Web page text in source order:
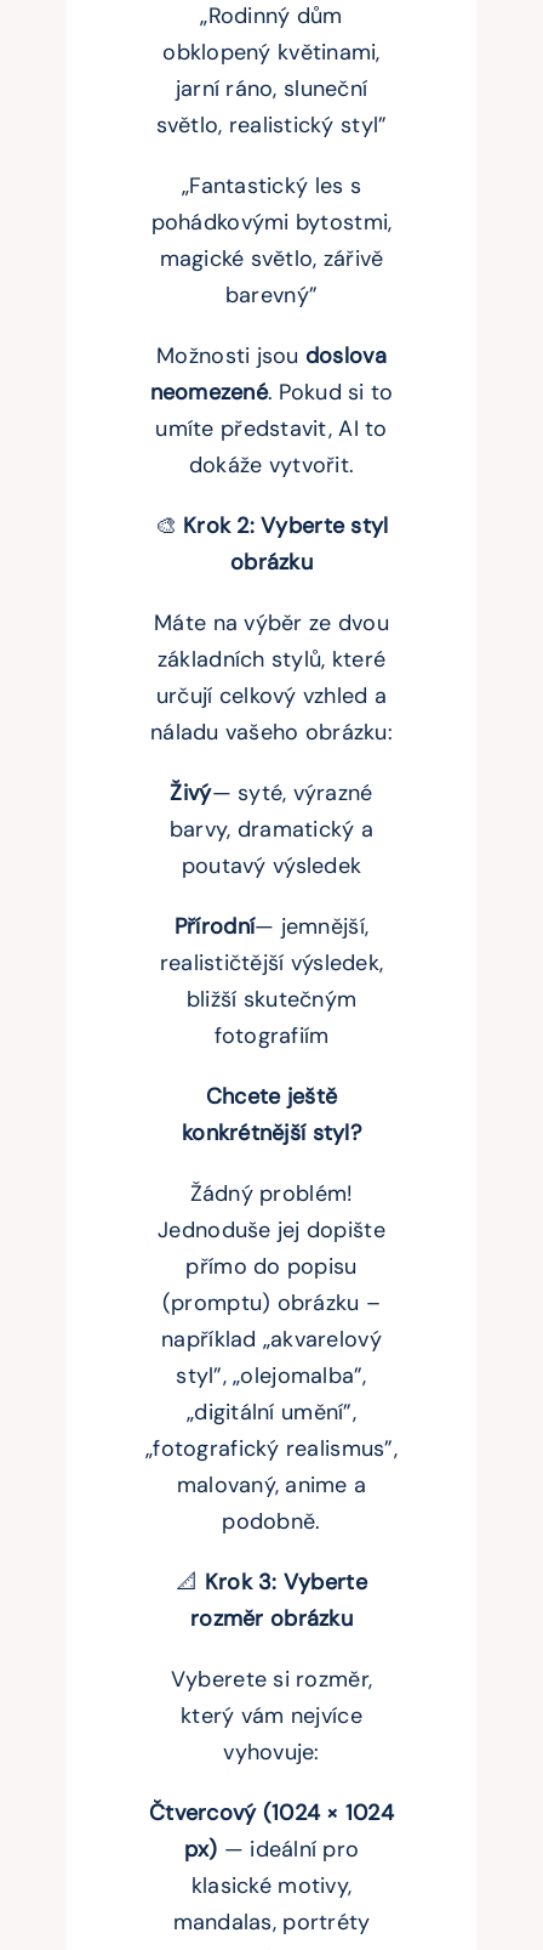
„Rodinný dům
obklopený květinami,
jarní ráno, sluneční
světlo, realistický styl”
„Fantastický les s
pohádkovými bytostmi,
magické světlo, zářivě
barevný”
Možnosti jsou doslova
neomezené. Pokud si to
umíte představit, AI to
dokáže vytvořit.
🎨 Krok 2: Vyberte styl
obrázku
Máte na výběr ze dvou
základních stylů, které
určují celkový vzhled a
náladu vašeho obrázku:
Živý— syté, výrazné
barvy, dramatický a
poutavý výsledek
Přírodní— jemnější,
realističtější výsledek,
bližší skutečným
fotografiím
Chcete ještě
konkrétnější styl?
Žádný problém!
Jednoduše jej dopište
přímo do popisu
(promptu) obrázku –
například „akvarelový
styl”, „olejomalba”,
„digitální umění”,
„fotografický realismus”,
malovaný, anime a
podobně.
📐 Krok 3: Vyberte
rozměr obrázku
Vyberete si rozměr,
který vám nejvíce
vyhovuje:
Čtvercový (1024 × 1024
px) — ideální pro
klasické motivy,
mandalas, portréty